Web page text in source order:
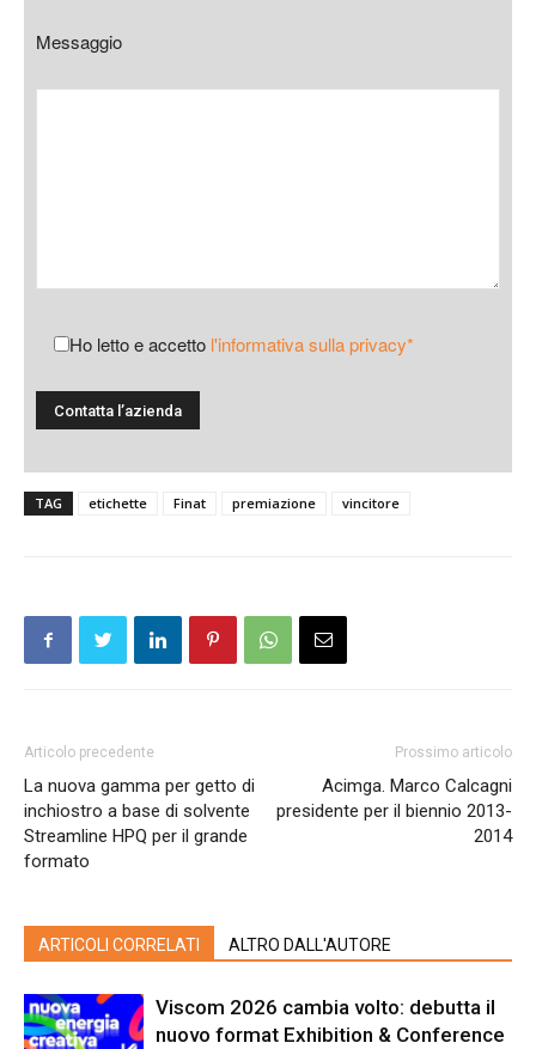
Messaggio
Ho letto e accetto l'informativa sulla privacy*
TAG etichette Finat premiazione vincitore
Articolo precedente
La nuova gamma per getto di
inchiostro a base di solvente
Streamline HPQ per il grande
formato
Prossimo articolo
Acimga. Marco Calcagni
presidente per il biennio 2013-
2014
ARTICOLI CORRELATI ALTRO DALL'AUTORE
Viscom 2026 cambia volto: debutta il
nuovo format Exhibition & Conference